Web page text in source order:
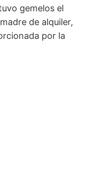
gemelos el
de alquiler,
por la